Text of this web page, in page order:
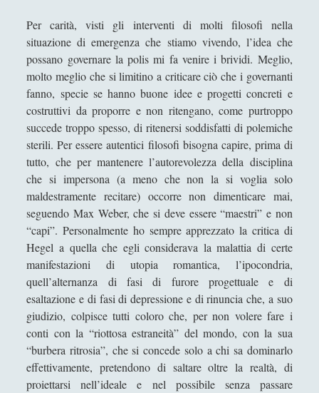
Per carità, visti gli interventi di molti filosofi nella
situazione di emergenza che stiamo vivendo, l’idea che
possano governare la polis mi fa venire i brividi. Meglio,
molto meglio che si limitino a criticare ciò che i governanti
fanno, specie se hanno buone idee e progetti concreti e
costruttivi da proporre e non ritengano, come purtroppo
succede troppo spesso, di ritenersi soddisfatti di polemiche
sterili. Per essere autentici filosofi bisogna capire, prima di
tutto, che per mantenere l’autorevolezza della disciplina
che si impersona (a meno che non la si voglia solo
maldestramente recitare) occorre non dimenticare mai,
seguendo Max Weber, che si deve essere “maestri” e non
“capi”. Personalmente ho sempre apprezzato la critica di
Hegel a quella che egli considerava la malattia di certe
manifestazioni di utopia romantica, l’ipocondria,
quell’alternanza di fasi di furore progettuale e di
esaltazione e di fasi di depressione e di rinuncia che, a suo
giudizio, colpisce tutti coloro che, per non volere fare i
conti con la “riottosa estraneità” del mondo, con la sua
“burbera ritrosia”, che si concede solo a chi sa dominarlo
effettivamente, pretendono di saltare oltre la realtà, di
proiettarsi nell’ideale e nel possibile senza passare